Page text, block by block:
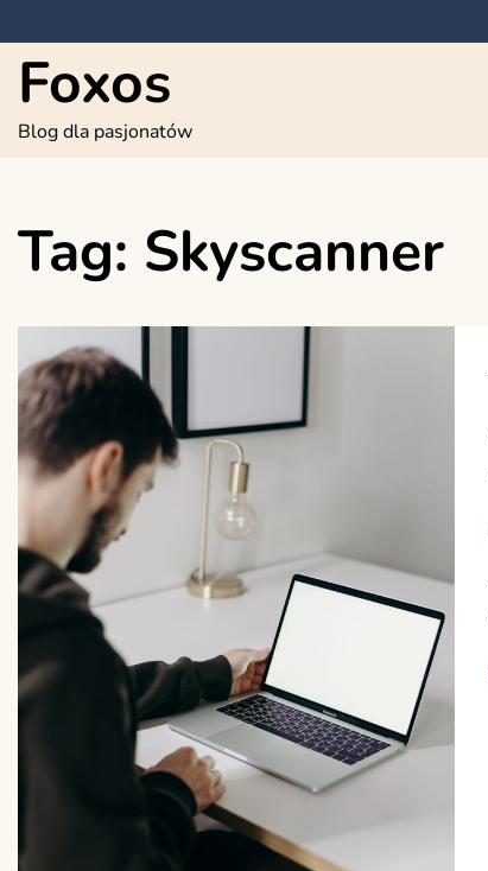
to
content
Foxos
Blog dla pasjonatów
Tag: Skyscanner